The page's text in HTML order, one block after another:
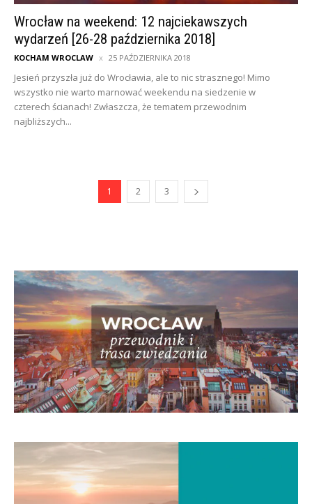
Wrocław na weekend: 12 najciekawszych
wydarzeń [26-28 października 2018]
KOCHAM WROCLAW 25 PAŹDZIERNIKA 2018
Jesień przyszła już do Wrocławia, ale to nic strasznego! Mimo
wszystko nie warto marnować weekendu na siedzenie w
czterech ścianach! Zwłaszcza, że tematem przewodnim
najbliższych...
1 2 3